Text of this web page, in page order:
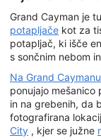
Grand Cayman je
potapljače kot za
potapljač, ki išče
s sončnim nebom
Na Grand Caymanu
ponujajo
in na grebenih, da
fotografirana
City , kjer se južne